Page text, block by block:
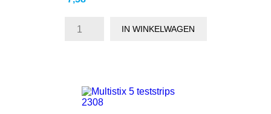
IN WINKELWAGEN